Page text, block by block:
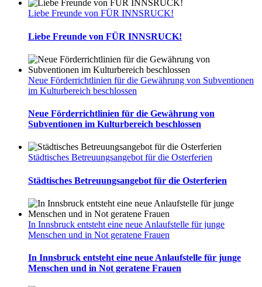
Liebe Freunde von FÜR INNSRUCK!
Liebe Freunde von FÜR INNSRUCK!
Neue Förderrichtlinien für die Gewährung von Subventionen
im Kulturbereich beschlossen
Neue Förderrichtlinien für die Gewährung von
Subventionen im Kulturbereich beschlossen
Städtisches Betreuungsangebot für die Osterferien
Städtisches Betreuungsangebot für die Osterferien
In Innsbruck entsteht eine neue Anlaufstelle für junge
Menschen und in Not geratene Frauen
In Innsbruck entsteht eine neue Anlaufstelle für junge
Menschen und in Not geratene Frauen